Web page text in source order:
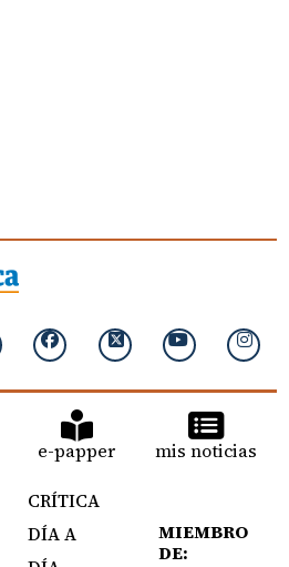
e-papper mis noticias
CRÍTICA
DÍA A
MIEMBRO
DE: